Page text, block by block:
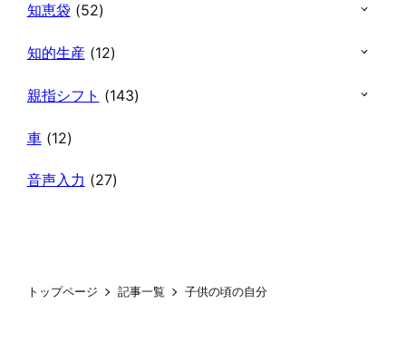
知恵袋 (52)
知的生産(12)
親指シフト (143)
車(12)
音声入力 (27)
トップページ 記事一覧 子供の頃の自分